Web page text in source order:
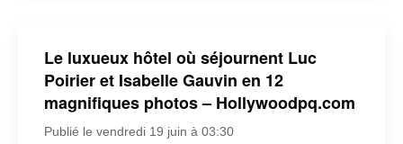
Le luxueux hôtel où séjournent Luc
Poirier et Isabelle Gauvin en 12
magnifiques photos – Hollywoodpq.com
Publié le vendredi 19 juin à 03:30